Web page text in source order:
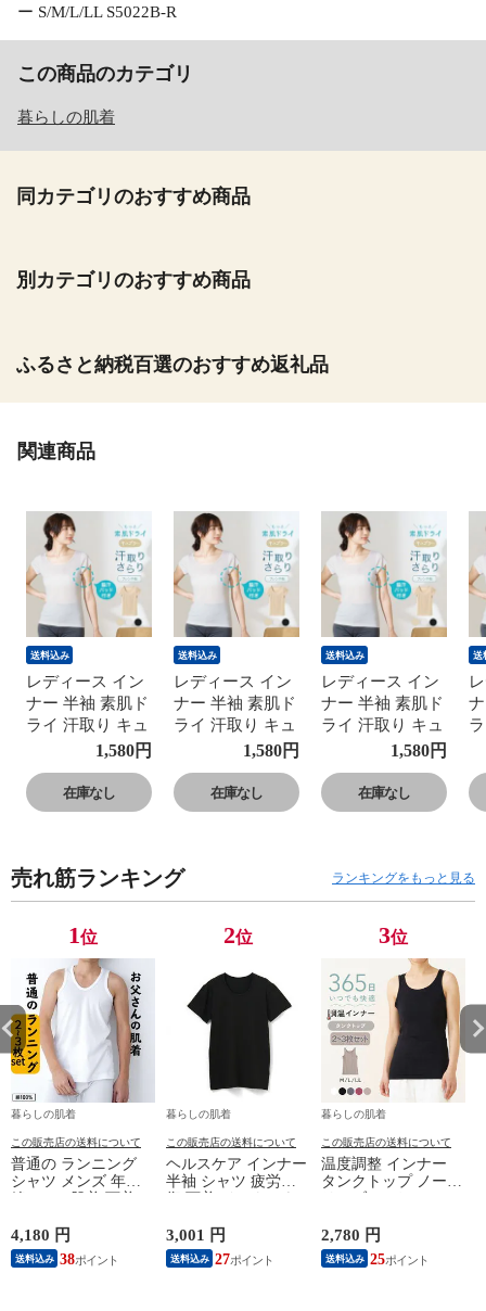
ー S/M/L/LL S5022B-R
この商品のカテゴリ
暮らしの肌着
同カテゴリのおすすめ商品
別カテゴリのおすすめ商品
ふるさと納税百選のおすすめ返礼品
関連商品
送料込み
レディース イン
ナー 半袖 素肌ド
ライ 汗取り キュ
プラ入り フレン
得!! 脇汗 汗取り
パッド付き 春夏
パット付き 吸汗
速乾 24SS
1,580円
在庫なし
送料込み
レディース イン
ナー 半袖 素肌ド
ライ 汗取り キュ
プラ入り フレン
得!! 脇汗 汗取り
パッド付き 春夏
パット付き 吸汗
速乾 24SS
1,580円
在庫なし
送料込み
レディース イン
ナー 半袖 素肌ド
ライ 汗取り キュ
プラ入り フレン
得!! 脇汗 汗取り
パッド付き 春夏
パット付き 吸汗
速乾 24SS
1,580円
在庫なし
送
売れ筋ランキング ランキングをもっと見る
1位
暮らしの肌着
この販売店の送料について
普通の ランニング
シャツ メンズ 年間
綿100 % 肌着 下着 U
ンクトップ ノースリ
ーブ インナー 紳士
男性 シニア 抗菌 防
4,180 円
送料込み 38
2位
暮らしの肌着
この販売店の送料について
ヘルスケア インナー
半袖 シャツ 疲労回
復 下着 インナーウ
外線 疲労軽減 ボデ
ィケア 健康 プレゼ
ント ギフト ヘルス
3,001 円
送料込み 27
3位
暮らしの肌着
この販売店の送料について
温度調整 インナー
タンクトップ ノース
リーブ レディース
オフホワイト/ブラウ
ン/ブラック/チャコ
ールグレー/ピンク
2,780 円
送料込み 25